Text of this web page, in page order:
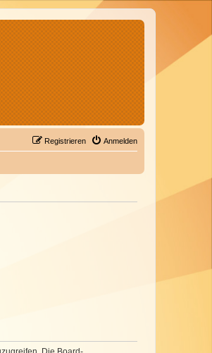
Anmelden
Registrieren